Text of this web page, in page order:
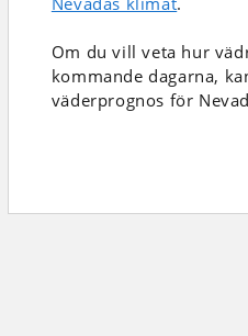
Om du vill veta hur
kommande dagarna,
väderprognos för